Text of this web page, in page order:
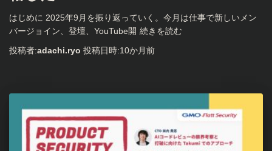
はじめに 2025年9月を振り返っていく。今月は仕事で新しいメン
バージョイン、登壇、YouTube開 続きを読む
投稿者:adachi.ryo 投稿日時:10か月前